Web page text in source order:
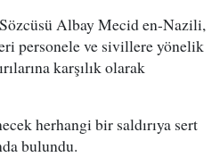
Albay Mecid en-Nazili,
personele ve sivillere yönelik
karşılık olarak
herhangi bir saldırıya sert
bulundu.